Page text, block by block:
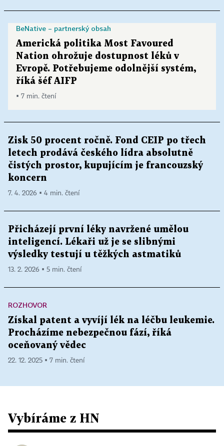
BeNative – partnerský obsah
Americká politika Most Favoured
Nation ohrožuje dostupnost léků v
Evropě. Potřebujeme odolnější systém,
říká šéf AIFP
▪ 7 min. čtení
Zisk 50 procent ročně. Fond CEIP po třech
letech prodává českého lídra absolutně
čistých prostor, kupujícím je francouzský
koncern
7. 4. 2026 ▪ 4 min. čtení
Přicházejí první léky navržené umělou
inteligencí. Lékaři už je se slibnými
výsledky testují u těžkých astmatiků
13. 2. 2026 ▪ 5 min. čtení
ROZHOVOR
Získal patent a vyvíjí lék na léčbu leukemie.
Procházíme nebezpečnou fází, říká
oceňovaný vědec
22. 12. 2025 ▪ 7 min. čtení
Vybíráme z HN